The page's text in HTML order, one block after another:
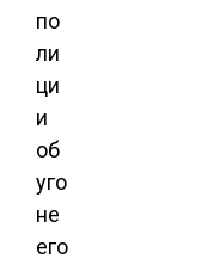
по
ли
ци
и
об
уго
не
его